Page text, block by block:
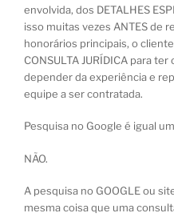
envolvida, dos DETALHES
isso muitas vezes ANTES de
honorários principais, o
CONSULTA JURÍDICA para
depender da experiência e
equipe a ser contratada.
Pesquisa no Google é igual
NÃO.
A pesquisa no GOOGLE ou
mesma coisa que uma